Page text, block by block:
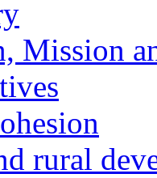
Mission
rural